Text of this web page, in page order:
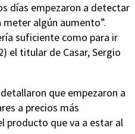
días empezaron a detectar
algún aumento”.
suficiente como para ir
el titular de Casar, Sergio
que empezaron a
a precios más
producto que va a estar al